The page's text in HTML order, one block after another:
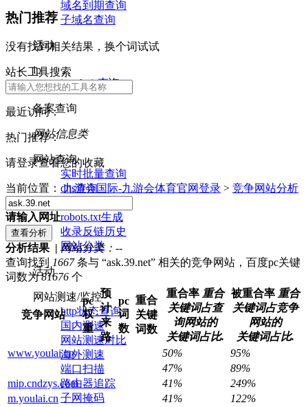
域名到期查询
子域名查询
活动
ip
ip whois查询
备案查询
网站信息类
网站查询
实时批量查询
dns查询
robots.txt生成
收录反链历史
网站分类
活动
网站测速/监控
http状态查询
国内测速
网站测速对比
海外测速
端口扫描
路由器追踪
子网掩码
热门推荐
没有找到相关结果，换个词试试
站长工具搜索
最近访问：
热门推荐：
请登录查看您的收藏
当前位置：九游会国际-九游会体育官网登录 > 竞争网站分析
请输入网址
分析结果 | 网站分类： --
查询找到 1667条与 “ask.39.net” 相关的竞争网站，百度pc关键
词数为81676 个
竞争网站
pc
权
重
预
计
来
路
pc
词
数
重合
关键
词数
重合率 重合
关键词占查
询网站的
关键词占比.
被重合率 重合
关键词占竞争
网站的
关键词占比.
www.youlai.cn
50%
95%
47%
89%
mip.cndzys.com
41%
249%
m.youlai.cn
41%
122%